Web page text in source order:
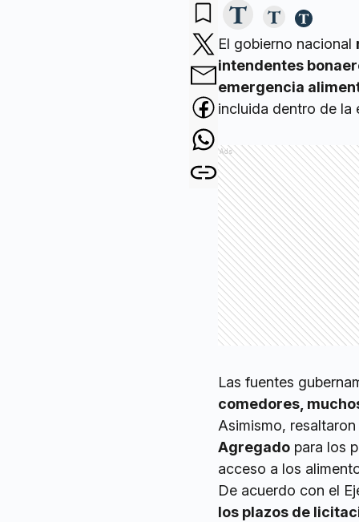
El gobierno nacional
intendentes
emergencia
incluida dentro de la
Ads
Las fuentes
comedores,
Asimismo,
Agregado para los
acceso a los
De acuerdo con el
los plazos de